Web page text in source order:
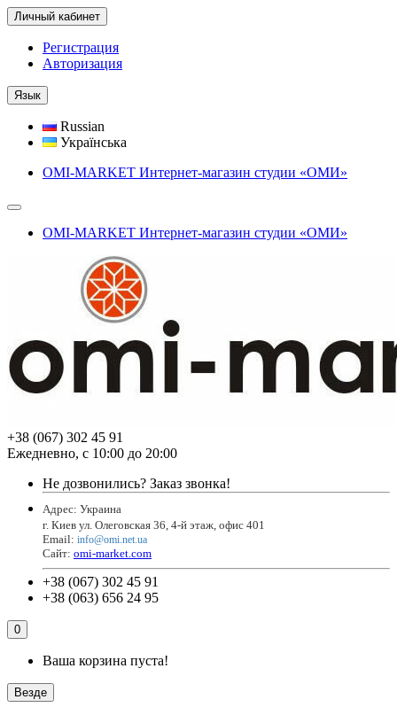
Личный кабинет
Регистрация
Авторизация
Язык
Russian
Українська
OMI-MARKET Интернет-магазин студии «ОМИ»
OMI-MARKET Интернет-магазин студии «ОМИ»
+38 (067) 302 45 91
Ежедневно, с 10:00 до 20:00
Не дозвонились? Заказ звонка!
Адрес: Украина
г. Киев ул. Олеговская 36, 4-й этаж, офис 401
Email: info@omi.net.ua
Сайт: omi-market.com
+38 (067) 302 45 91
+38 (063) 656 24 95
0
Ваша корзина пуста!
Везде